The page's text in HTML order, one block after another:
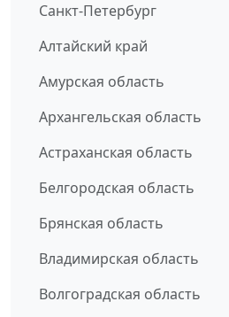
Санкт-Петербург
Алтайский край
Амурская область
Архангельская область
Астраханская область
Белгородская область
Брянская область
Владимирская область
Волгоградская область